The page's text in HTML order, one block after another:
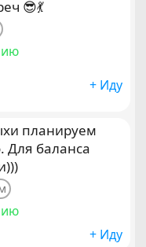
😎💃
+ Иду
планируем
Для баланса
+ Иду